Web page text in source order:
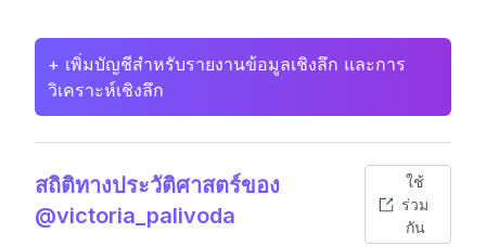
+ เพิ่มบัญชีสำหรับรายงานข้อมูลเชิงลึก และการ
วิเคราะห์เชิงลึก
สถิติทางประวัติศาสตร์ของ
@victoria_palivoda
ใช้
ร่วม
กัน